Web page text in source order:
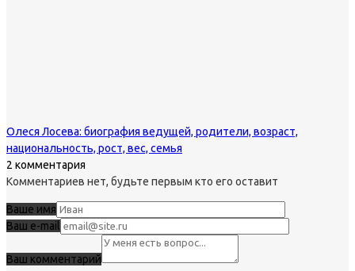
Олеся Лосева: биография ведущей, родители, возраст,
национальность, рост, вес, семья
2 комментария
Комментариев нет, будьте первым кто его оставит
Ваше имя
Ваш e-mail
Ваш комментарий